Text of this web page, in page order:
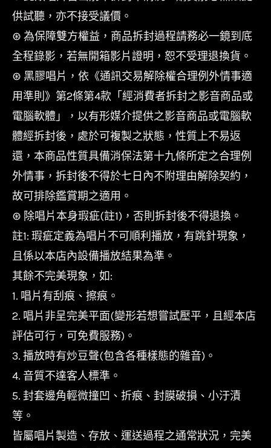
供試聽，亦不接受議價。
⊛ 為保障雙方權益，商品拆封過程請務必一鏡到底
全程錄影，若無開箱影片證明，恕不受理退換貨。
⊛ 黑膠唱片，依《通訊交易解除權合理例外情事適
用準則》第2條第4款「經消費者拆封之影音商品或
電腦軟體」，以有形媒介提供之影音商品或電腦軟
體經拆封後，處於可複製之狀態，性質上不易返
還，本商品性質具備消保法第十九條所定之合理例
外情事，拆封後不得於七日內不附理由解除契約，
故可排除鑑賞期之適用。
⊛ 除唱片本身瑕疵(註1)，否則拆封後不得退換。
註1: 瑕疵定義為唱片不可順利播放，有跳針現象，
且係以本店內設備播放結果為準。
其餘不完美現象，如:
1. 唱片有刮痕、擦痕。
2. 唱片非呈完美平面(變形若想嘗試壓平，且經本店
評估可行，可免費服務)。
3. 播放時有炒豆聲(包含各種樣態的雜音)。
4. 音質不達客人標準。
5. 封套邊角輕微撞凹、折痕、封膜破損、小汙漬
等。
皆屬唱片製造、存放、運送過程之通常狀況，完美